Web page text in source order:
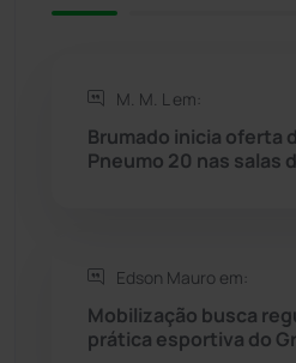
Rio de Contas
Rio do Antônio
Rio do Pires
Seabra
Sebastião Laranjeiras
M. M. L em:
Brumado inicia oferta
Pneumo 20 nas salas
Edson Mauro em:
Mobilização busca
prática esportiva do